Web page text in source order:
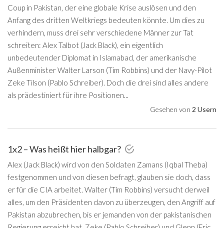
Coup in Pakistan, der eine globale Krise auslösen und den
Anfang des dritten Weltkriegs bedeuten könnte. Um dies zu
verhindern, muss drei sehr verschiedene Männer zur Tat
schreiten: Alex Talbot (Jack Black), ein eigentlich
unbedeutender Diplomat in Islamabad, der amerikanische
Außenminister Walter Larson (Tim Robbins) und der Navy-Pilot
Zeke Tilson (Pablo Schreiber). Doch die drei sind alles andere
als prädestiniert für ihre Positionen...
Gesehen von 2 Usern
1x2 – Was heißt hier halbgar?
Alex (Jack Black) wird von den Soldaten Zamans (Iqbal Theba)
festgenommen und von diesen befragt, glauben sie doch, dass
er für die CIA arbeitet. Walter (Tim Robbins) versucht derweil
alles, um den Präsidenten davon zu überzeugen, den Angriff auf
Pakistan abzubrechen, bis er jemanden von der pakistanischen